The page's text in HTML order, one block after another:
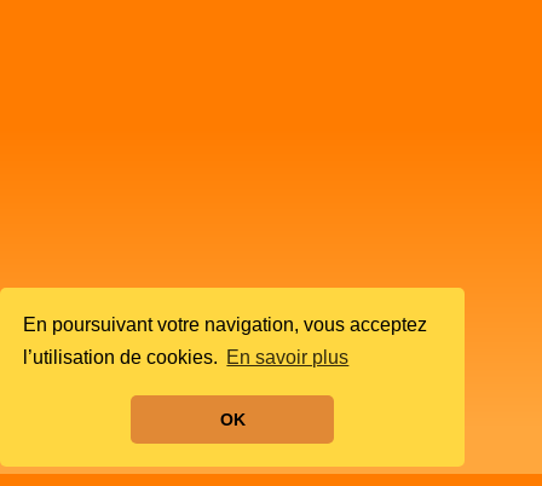
En poursuivant votre navigation, vous acceptez
l’utilisation de cookies. En savoir plus
OK